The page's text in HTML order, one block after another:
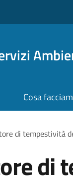
Cosa
di
di tempestività
di